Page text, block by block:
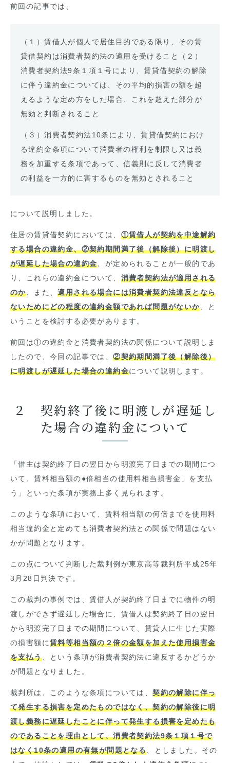
前回の記事では、
（１）賃借人が個人で居住目的である限り、その賃
貸借契約は消費者契約法の適用を受けること（２）
消費者契約法9条１項１号により、賃貸借契約の解除
に伴う違約金については、その平均的損害の額を超
えるような定め方をした場合、これを超えた部分が
無効と判断されること
（３）消費者契約法10条により、賃貸借契約におけ
る違約金条項について消費者の権利を制限し又は義
務を加重する条項であって、信義則に反して消費者
の利益を一方的に害するものを無効とされること
について説明しました。
住居の賃貸借契約においては、 ①賃借人が契約を中途解約
する場合の違約金、②契約期間満了後（解除後）に明渡し
が遅延した場合の違約金 、が定められることが一般的であ
り、これらの違約金について、 消費者契約法が適用される
のか、また、適用される場合には消費者契約法違反となら
ないためにどの程度の違約金額であれば問題がないか、と
いうことを検討する必要があります。
前回は①の違約金と消費者契約法の関係について説明しま
したので、今回の記事では、②契約期間満了後（解除後）
に明渡しが遅延した場合の違約金について説明します。
２ 契約終了後に明渡しが遅延し
た場合の違約金について
「借主は契約終了日の翌日から明渡完了日までの期間につ
いて、賃料相当額の●倍相当の使用料相当損害金」を支払
う」といった条項が実務上多く見られます。
このような条項において、賃料相当額の何倍までを使用料
相当違約金と定めても消費者契約法との関係で問題はない
かが問題となります。
この点について判断した裁判例が東京高等裁判所平成25年
3 月 28 日判決です。
この裁判の事例では、賃借人が契約終了日までに物件の明
渡しができず遅延した場合に、賃借人は契約終了日の翌日
から明渡完了日までの期間について、賃貸人に生じた実際
の損害額に賃料等相当額の２倍の金額を加えた使用損害金
を支払う、という条項が消費者契約法に違反するかどうか
が問題となりました。
裁判所は、このような条項については、契約の解除に伴っ
て発生する損害を定めたものではなく、契約の解除後に明
渡し義務に遅延したことに伴って発生する損害を定めたも
のであることを理由として、消費者契約法9条１項１号で
はなく10条の適用の有無が問題となる 、としました。その